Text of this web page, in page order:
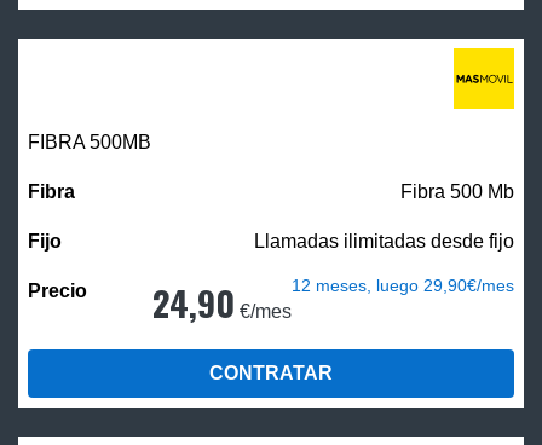
FIBRA500MB
Fibra 500 Mb
Llamadas ilimitadas desde fijo
24,90 €/mes
12 meses, luego 29,90€/mes
CONTRATAR